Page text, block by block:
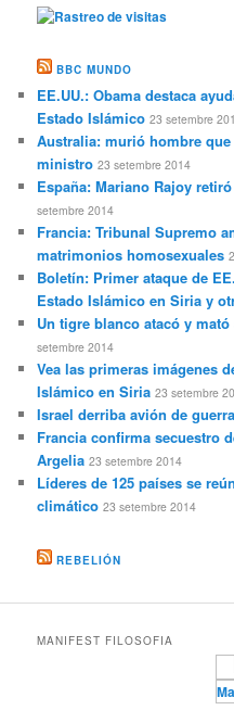
BBC MUNDO
EE.UU.: Obama destaca
Estado Islámico 23 setembre
Australia: murió hombre
ministro 23 setembre 2014
España: Mariano Rajoy
setembre 2014
Francia: Tribunal Supremo
matrimonios homosexuales
Boletín: Primer ataque de
Estado Islámico en Siria y
Un tigre blanco atacó y
setembre 2014
Vea las primeras imágenes
Islámico en Siria 23 setembre
Israel derriba avión de
Francia confirma secuestro
Argelia 23 setembre 2014
Líderes de 125 países se
climático 23 setembre 2014
REBELIÓN
MANIFEST FILOSOFIA